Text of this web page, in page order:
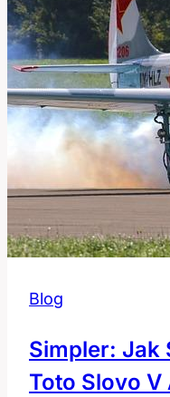
Blog
Simpler: Jak
Toto Slovo